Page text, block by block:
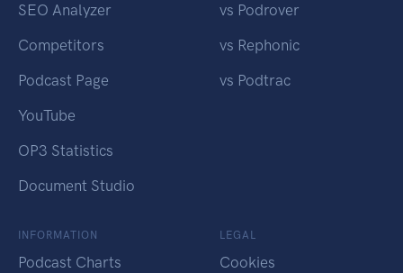
SEO Analyzer
Competitors
Podcast Page
YouTube
OP3 Statistics
Document Studio
vs Podrover
vs Rephonic
vs Podtrac
INFORMATION
Podcast Charts
LEGAL
Cookies